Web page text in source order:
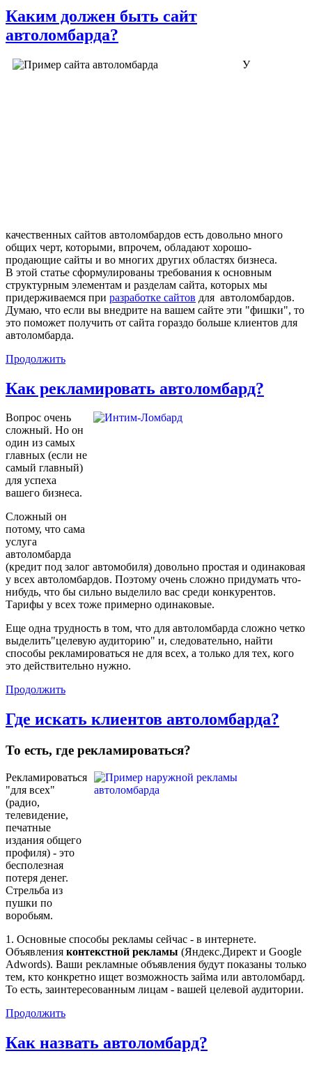
Каким должен быть сайт
автоломбарда?
У
качественных сайтов автоломбардов есть довольно много
общих черт, которыми, впрочем, обладают хорошо-
продающие сайты и во многих других областях бизнеса.
В этой статье сформулированы требования к основным
структурным элементам и разделам сайта, которых мы
придерживаемся при разработке сайтов для автоломбардов.
Думаю, что если вы внедрите на вашем сайте эти "фишки", то
это поможет получить от сайта гораздо больше клиентов для
автоломбарда.
Продолжить
Как рекламировать автоломбард?
Вопрос очень
сложный. Но он
один из самых
главных (если не
самый главный)
для успеха
вашего бизнеса.
Сложный он
потому, что сама
услуга
автоломбарда
(кредит под залог автомобиля) довольно простая и одинаковая
у всех автоломбардов. Поэтому очень сложно придумать что-
нибудь, что бы сильно выделило вас среди конкурентов.
Тарифы у всех тоже примерно одинаковые.
Еще одна трудность в том, что для автоломбарда сложно четко
выделить"целевую аудиторию" и, следовательно, найти
способы рекламироваться не для всех, а только для тех, кого
это действительно нужно.
Продолжить
Где искать клиентов автоломбарда?
То есть, где рекламироваться?
Рекламироваться
"для всех"
(радио,
телевидение,
печатные
издания общего
профиля) - это
бесполезная
потеря денег.
Стрельба из
пушки по
воробьям.
1. Основные способы рекламы сейчас - в интернете.
Объявления контекстной рекламы (Яндекс.Директ и Google
Adwords). Ваши рекламные объявления будут показаны только
тем, кто конкретно ищет возможность займа или автоломбард.
То есть, заинтересованным лицам - вашей целевой аудитории.
Продолжить
Как назвать автоломбард?